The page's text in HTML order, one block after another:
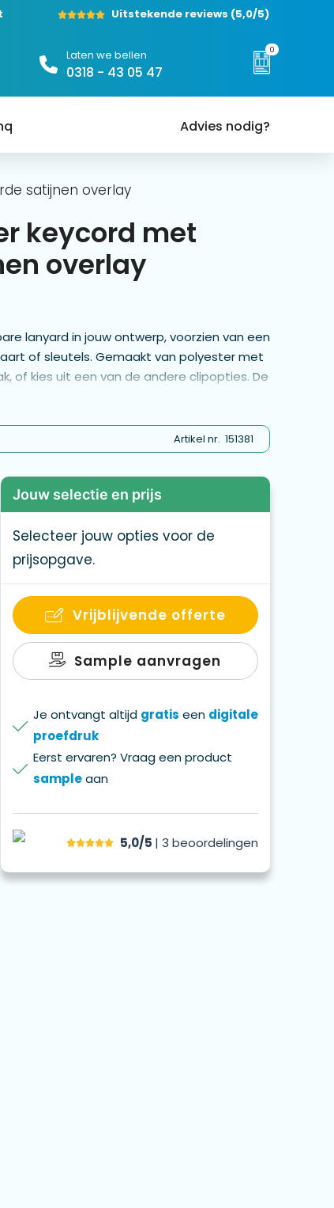
Uitstekende reviews (5,0/5)
Laten we bellen
0318 - 43 05 47
0
Advies nodig?
satijnen overlay
keycord met
overlay
lanyard in jouw ontwerp, voorzien van een
of sleutels. Gemaakt van polyester met
of kies uit een van de andere clipopties. De
gesublimeerd en zijn geschikt voor unieke
Artikel nr. 151381
Jouw selectie en prijs
Selecteer jouw opties voor de
prijsopgave.
Vrijblijvende offerte
Sample aanvragen
Je ontvangt altijd gratis een digitale
proefdruk
Eerst ervaren? Vraag een product
sampleaan
5,0/5 | 3 beoordelingen